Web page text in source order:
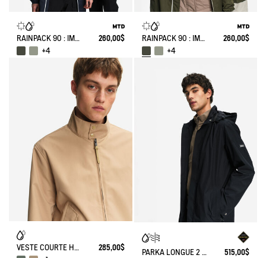
RAINPACK 90 : IMPERMÉABLE MIXTE COUPE-VENT MTD , LONG ET PLIABLE
260,00$
+4
RAINPACK 90 : IMPERMÉABLE MIXTE COUPE-VENT MTD , LONG ET PLIABLE
260,00$
+4
VESTE COURTE HARRINGTON EN SERGÉ DÉPERLANT
285,00$
PARKA LONGUE 2 COUCHES AVEC CAPUCHE RETRACTABLE GORE TEX 515,00$